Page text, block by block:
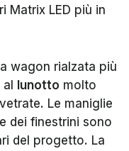
Matrix LED più in
wagon rialzata più
lunotto molto
Le maniglie
dei finestrini sono
del progetto. La